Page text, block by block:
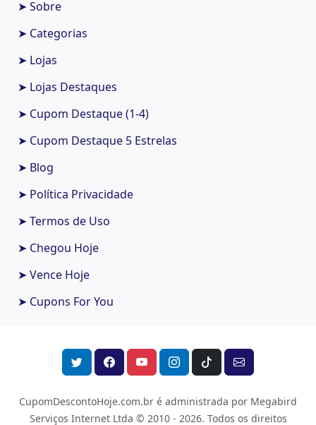
➤ Sobre
➤ Categorias
➤ Lojas
➤ Lojas Destaques
➤ Cupom Destaque (1-4)
➤ Cupom Destaque 5 Estrelas
➤ Blog
➤ Política Privacidade
➤ Termos de Uso
➤ Chegou Hoje
➤ Vence Hoje
➤ Cupons For You
CupomDescontoHoje.com.br é administrada por Megabird
Serviços Internet Ltda © 2010 - 2026. Todos os direitos